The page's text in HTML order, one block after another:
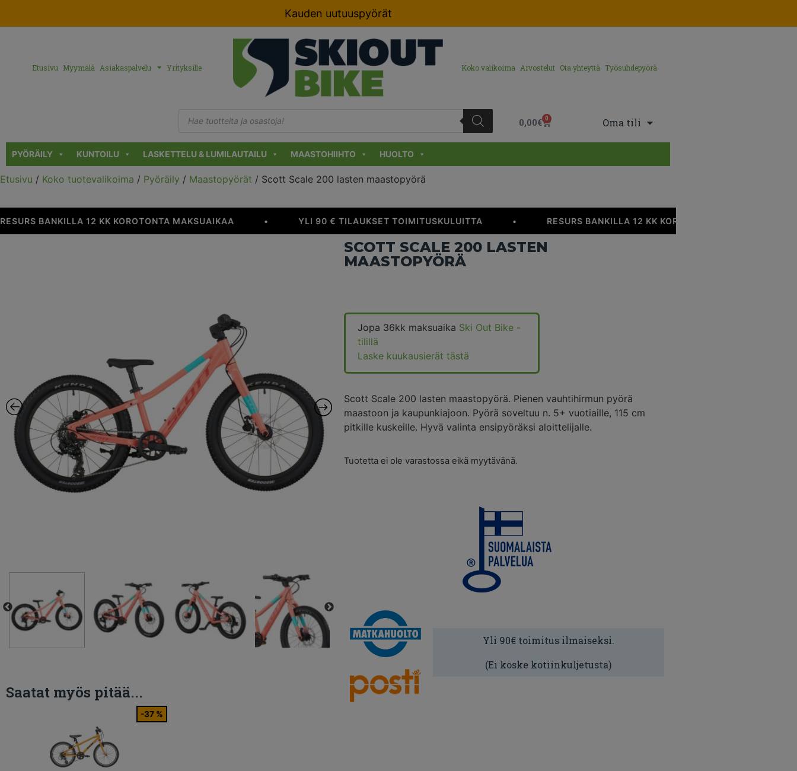
Kauden uutuuspyörät
Etusivu Myymälä Asiakaspalvelu Yrityksille Koko valikoima Arvostelut Ota yhteyttä Työsuhdepyörä
0,00€ 0 Oma tili
PYÖRÄILY KUNTOILU LASKETTELU & LUMILAUTAILU MAASTOHIIHTO HUOLTO
Etusivu / Koko tuotevalikoima / Pyöräily / Maastopyörät / Scott Scale 200 lasten maastopyörä
BANKILLA 12 KK KOROTONTA MAKSUAIKAA YLI 90 € TILAUKSET TOIMITUSKULUITTA RESURS BANKILLA 12 KK KOROTONTA MAKSUAIKAA
Saatat myös pitää...
-37 %
SCOTT SCALE 200 LASTEN
MAASTOPYÖRÄ
Jopa 36kk maksuaika Ski Out Bike -
tilillä
Laske kuukausierät tästä
Scott Scale 200 lasten maastopyörä. Pienen vauhtihirmun pyörä
maastoon ja kaupunkiajoon. Pyörä soveltuu n. 5+ vuotiaille, 115 cm
pitkille kuskeille. Hyvä valinta ensipyöräksi aloittelijalle.
Tuotetta ei ole varastossa eikä myytävänä.
Yli 90€ toimitus ilmaiseksi.
(Ei koske kotiinkuljetusta)